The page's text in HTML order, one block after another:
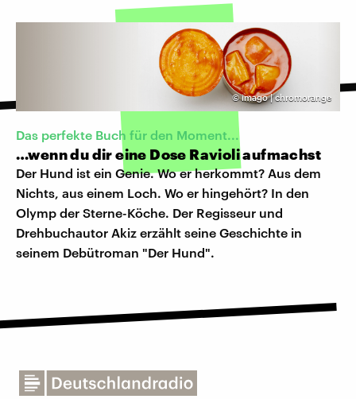
©imago | chromorange
Das perfekte Buch für den Moment...
…wenn du dir eine Dose Ravioli aufmachst
Der Hund ist ein Genie. Wo er herkommt? Aus dem
Nichts, aus einem Loch. Wo er hingehört? In den
Olymp der Sterne-Köche. Der Regisseur und
Drehbuchautor Akiz erzählt seine Geschichte in
seinem Debütroman "Der Hund".